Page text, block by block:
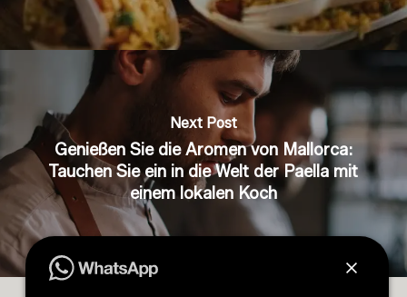
Next Post
Genießen Sie die Aromen von Mallorca:
Tauchen Sie ein in die Welt der Paella mit
einem lokalen Koch